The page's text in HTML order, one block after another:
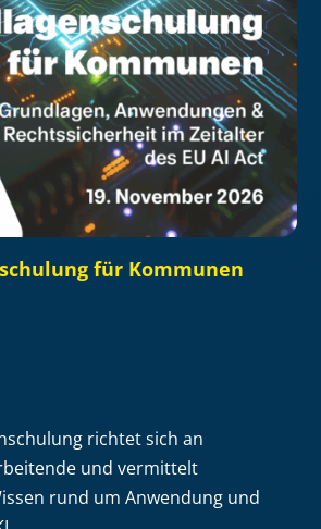
für Kommunen
richtet sich an
und vermittelt
rund um Anwendung und